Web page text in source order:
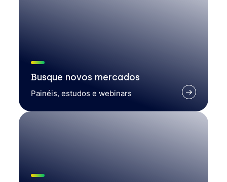
Busque novos mercados
Painéis, estudos e webinars